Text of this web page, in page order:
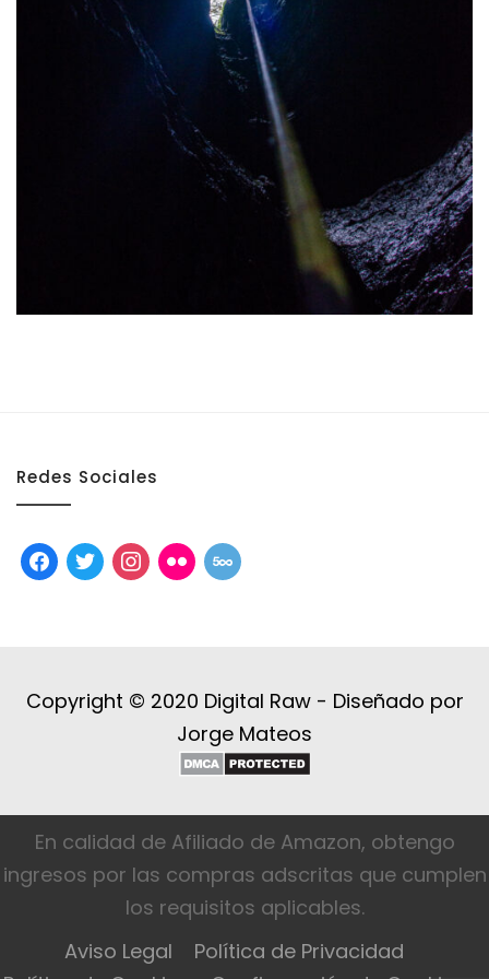
Redes Sociales
facebook
twitterinstagram
flickr 500px
Copyright © 2020 Digital Raw - Diseñado por
Jorge Mateos
En calidad de Afiliado de Amazon, obtengo
ingresos por las compras adscritas que cumplen
los requisitos aplicables.
Aviso Legal
Política de Privacidad